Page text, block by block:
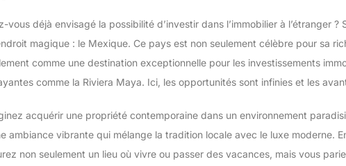
vous déjà envisagé la possibilité d’investir dans l’immobilier à l’étranger
magique : le Mexique. Ce pays est non seulement célèbre pour sa
comme une destination exceptionnelle pour les investissements
comme la Riviera Maya. Ici, les opportunités sont infinies et les
acquérir une propriété contemporaine dans un environnement
ambiance vibrante qui mélange la tradition locale avec le luxe moderne.
non seulement un lieu où vivre ou passer des vacances, mais vous